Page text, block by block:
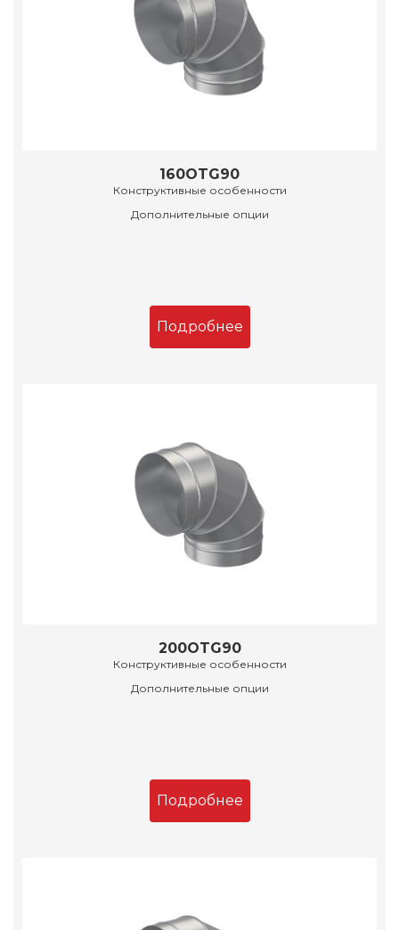
160OTG90
Конструктивные особенности
Дополнительные опции
Подробнее
200OTG90
Конструктивные особенности
Дополнительные опции
Подробнее